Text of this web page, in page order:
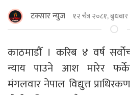
टक्सार न्युज १२ चैत्र २०८१, बुधबार
काठमाडाैँ । करिब ४ वर्ष
न्याय पाउने आश मारेर
मंगलवार नेपाल विद्युत्त